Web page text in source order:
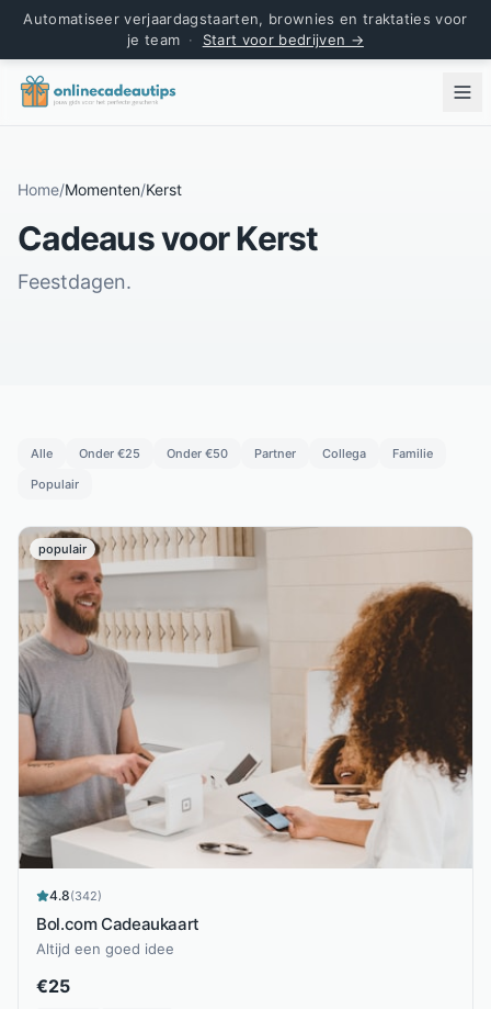
Automatiseer verjaardagstaarten, brownies en traktaties voor
je team · Start voor bedrijven →
Home/Momenten/Kerst
Cadeaus voor Kerst
Feestdagen.
Alle Onder €25 Onder €50 Partner Collega
Familie
Populair
populair
4.8(342)
Bol.com Cadeaukaart
Altijd een goed idee
€25